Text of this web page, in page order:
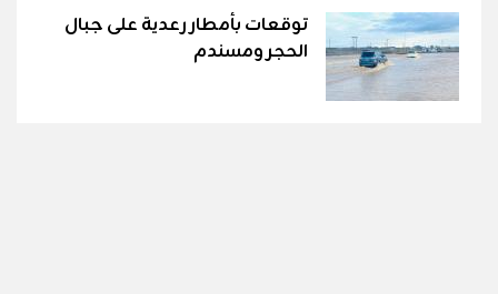
توقعات بأمطار رعدية على جبال
الحجر ومسندم